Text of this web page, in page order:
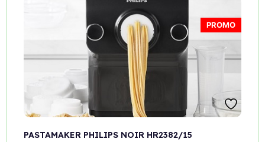
PROMO
PASTAMAKER PHILIPS NOIR HR2382/15